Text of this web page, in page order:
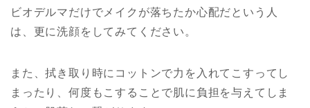
ビオデルマだけでメイクが落ちたか心配だという人
は、更に洗顔をしてみてください。
また、拭き取り時にコットンで力を入れてこすってし
まったり、何度もこすることで肌に負担を与えてしま